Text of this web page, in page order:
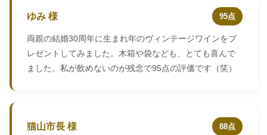
ゆみ 様 95点
両親の結婚30周年に生まれ年のヴィンテージワインをプ
レゼントしてみました。木箱や袋なども、とても喜んで
ました。私が飲めないのが残念で95点の評価です（笑）
猫山市長 様 88点